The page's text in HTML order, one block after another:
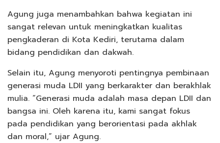
Agung juga menambahkan bahwa kegiatan ini
sangat relevan untuk meningkatkan kualitas
pengkaderan di Kota Kediri, terutama dalam
bidang pendidikan dan dakwah.
Selain itu, Agung menyoroti pentingnya pembinaan
generasi muda LDII yang berkarakter dan berakhlak
mulia. “Generasi muda adalah masa depan LDII dan
bangsa ini. Oleh karena itu, kami sangat fokus
pada pendidikan yang berorientasi pada akhlak
dan moral,” ujar Agung.